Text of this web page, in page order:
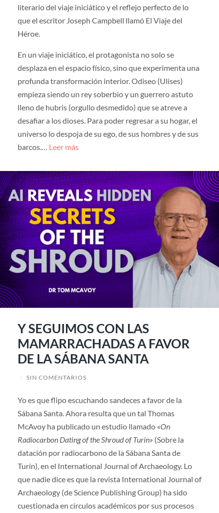
literario del viaje iniciático y el reflejo perfecto de lo
que el escritor Joseph Campbell llamó El Viaje del
Héroe.
En un viaje iniciático, el protagonista no solo se
desplaza en el espacio físico, sino que experimenta una
profunda transformación interior. Odiseo (Ulises)
empieza siendo un rey soberbio y un guerrero astuto
lleno de hubris (orgullo desmedido) que se atreve a
desafiar a los dioses. Para poder regresar a su hogar, el
universo lo despoja de su ego, de sus hombres y de sus
barcos.… Leer más
Y SEGUIMOS CON LAS
MAMARRACHADAS A FAVOR
DE LA SÁBANA SANTA
/ SIN COMENTARIOS
Yo es que flipo escuchando sandeces a favor de la
Sábana Santa. Ahora resulta que un tal Thomas
McAvoy ha publicado un estudio llamado «On
Radiocarbon Dating of the Shroud of Turin» (Sobre la
datación por radiocarbono de la Sábana Santa de
Turín), en el International Journal of Archaeology. Lo
que nadie dice es que la revista International Journal of
Archaeology (de Science Publishing Group) ha sido
cuestionada en círculos académicos por sus procesos